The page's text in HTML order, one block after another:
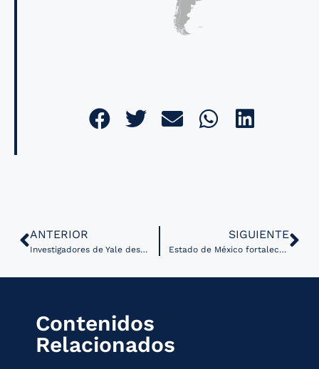
ANTERIOR
Investigadores de Yale desarrollan IA que automatiza el diagnóstico de enfermedades cardíacas graves
SIGUIENTE
Estado de México fortalece sus servicios de salud mental a través de telemedicina
Contenidos
Relacionados